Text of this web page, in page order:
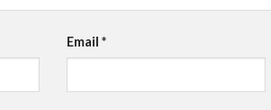
Email *